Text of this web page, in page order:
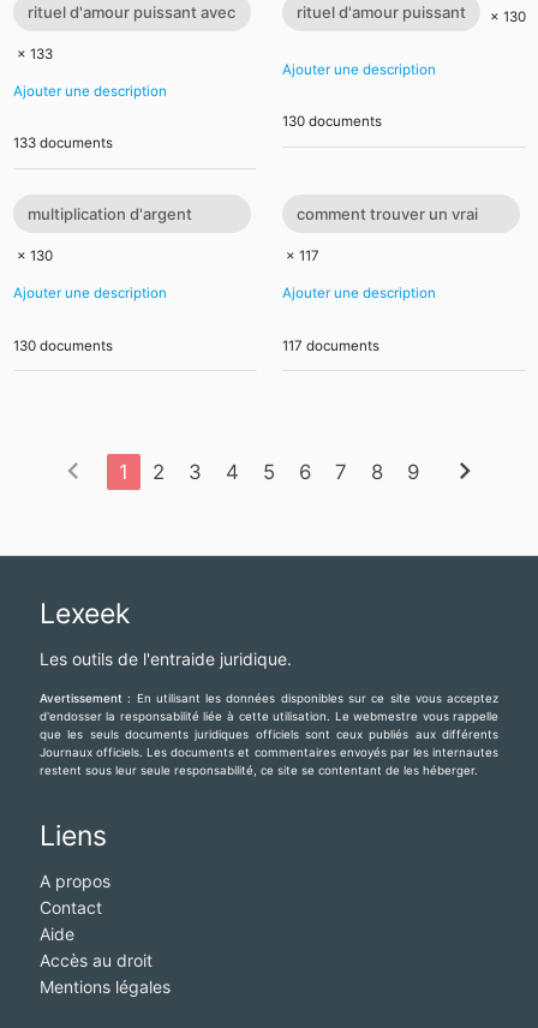
rituel d'amour puissant avec
photo
× 133
Ajouter une description
133 documents
rituel d'amour puissant × 130
Ajouter une description
130 documents
multiplication d'argent
rapide
× 130
Ajouter une description
130 documents
comment trouver un vrai
marabout
× 117
Ajouter une description
117 documents
chevron_left 1 2 3 4 5 6 7 8 9 chevron_right
Lexeek
Les outils de l'entraide juridique.
Avertissement : En utilisant les données disponibles sur ce site vous acceptez
d'endosser la responsabilité liée à cette utilisation. Le webmestre vous rappelle
que les seuls documents juridiques officiels sont ceux publiés aux différents
Journaux officiels. Les documents et commentaires envoyés par les internautes
restent sous leur seule responsabilité, ce site se contentant de les héberger.
Liens
A propos
Contact
Aide
Accès au droit
Mentions légales